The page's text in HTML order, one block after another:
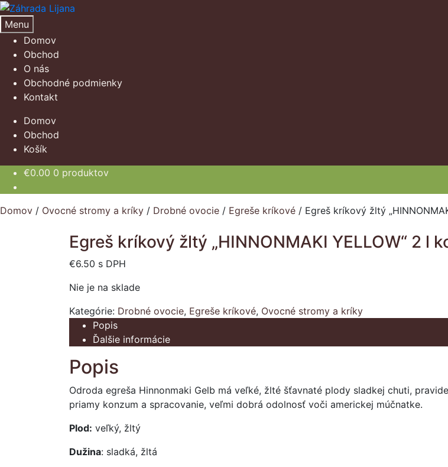
Preskočiť
na
navigáciu
Preskočiť
na
obsah
Menu
Domov
Obchod
O nás
Obchodné podmienky
Kontakt
Domov
Obchod
Košík
€0.00 0 produktov
Domov / Ovocné stromy a kríky / Drobné ovocie / Egreše kríkové / Egreš kríkový žltý
Egreš kríkový žltý „HINNONMAKI YELLOW“ 2 l
€6.50 s DPH
Nie je na sklade
Kategórie: Drobné ovocie, Egreše kríkové, Ovocné stromy a kríky
Popis
Ďalšie informácie
Popis
Odroda egreša Hinnonmaki Gelb má veľké, žlté šťavnaté plody sladkej chuti,
priamy konzum a spracovanie, veľmi dobrá odolnosť voči americkej múčnatke.
Plod: veľký, žltý
Dužina: sladká, žltá